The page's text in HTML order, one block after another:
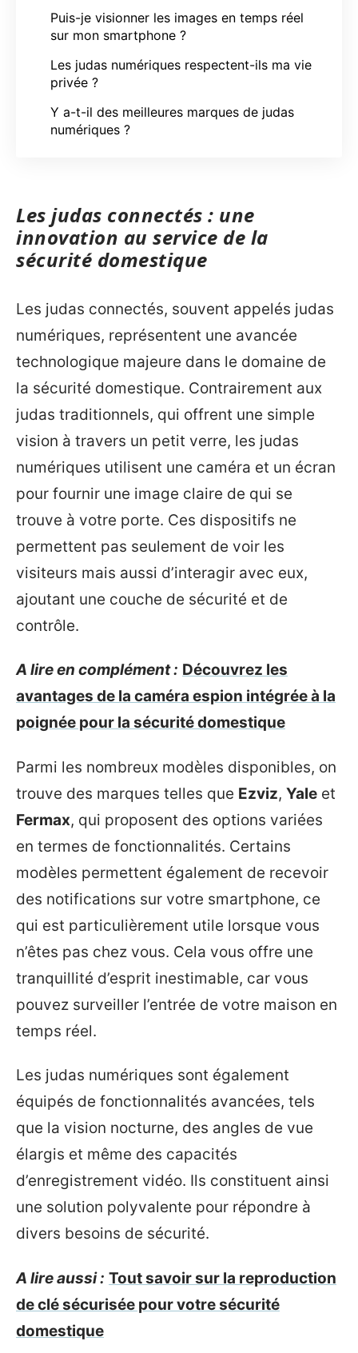
Puis-je visionner les images en temps réel
sur mon smartphone ?
Les judas numériques respectent-ils ma vie
privée ?
Y a-t-il des meilleures marques de judas
numériques ?
Les judas connectés : une
innovation au service de la
sécurité domestique
Les judas connectés, souvent appelés judas
numériques, représentent une avancée
technologique majeure dans le domaine de
la sécurité domestique. Contrairement aux
judas traditionnels, qui offrent une simple
vision à travers un petit verre, les judas
numériques utilisent une caméra et un écran
pour fournir une image claire de qui se
trouve à votre porte. Ces dispositifs ne
permettent pas seulement de voir les
visiteurs mais aussi d’interagir avec eux,
ajoutant une couche de sécurité et de
contrôle.
A lire en complément : Découvrez les
avantages de la caméra espion intégrée à la
poignée pour la sécurité domestique
Parmi les nombreux modèles disponibles, on
trouve des marques telles que Ezviz, Yale et
Fermax, qui proposent des options variées
en termes de fonctionnalités. Certains
modèles permettent également de recevoir
des notifications sur votre smartphone, ce
qui est particulièrement utile lorsque vous
n’êtes pas chez vous. Cela vous offre une
tranquillité d’esprit inestimable, car vous
pouvez surveiller l’entrée de votre maison en
temps réel.
Les judas numériques sont également
équipés de fonctionnalités avancées, tels
que la vision nocturne, des angles de vue
élargis et même des capacités
d’enregistrement vidéo. Ils constituent ainsi
une solution polyvalente pour répondre à
divers besoins de sécurité.
A lire aussi : Tout savoir sur la reproduction
de clé sécurisée pour votre sécurité
domestique